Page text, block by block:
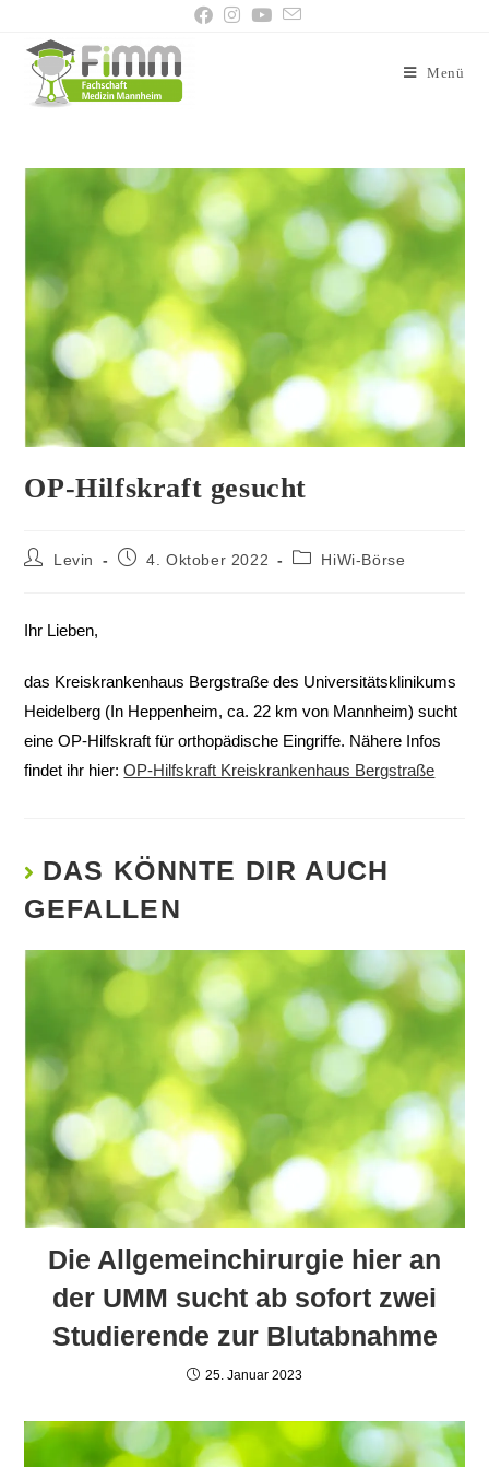
Menü
OP-Hilfskraft gesucht
Levin 4. Oktober 2022 HiWi-Börse
Ihr Lieben,
das Kreiskrankenhaus Bergstraße des Universitätsklinikums
Heidelberg (In Heppenheim, ca. 22 km von Mannheim) sucht
eine OP-Hilfskraft für orthopädische Eingriffe. Nähere Infos
findet ihr hier:OP-Hilfskraft Kreiskrankenhaus Bergstraße
DAS KÖNNTE DIR AUCH
GEFALLEN
Die Allgemeinchirurgie hier an
der UMM sucht ab sofort zwei
Studierende zur Blutabnahme
25. Januar 2023